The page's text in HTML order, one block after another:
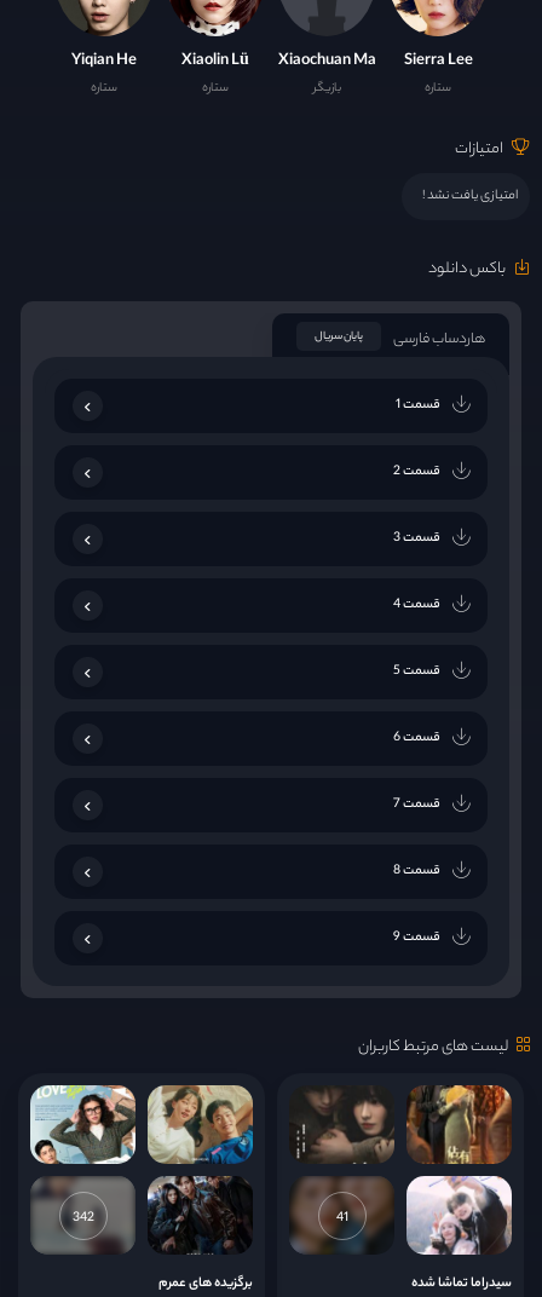
Sierra Lee
ستاره
Xiaochuan Ma
بازیگر
Xiaolin Lü
ستاره
Yiqian He
ستاره
امتیازات
امتیازی یافت نشد !
باکس دانلود
هاردساب فارسی پایان سریال
قسمت 1
قسمت 2
قسمت 3
قسمت 4
قسمت 5
قسمت 6
قسمت 7
قسمت 8
قسمت 9
قسمت 10
قسمت 12
قسمت 13
لیست های مرتبط کاربران
41
سیدراما تماشا شده
342
برگزیده های عمرم